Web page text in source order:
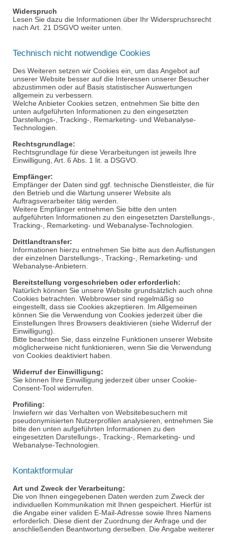
Widerspruch
Lesen Sie dazu die Informationen über Ihr Widerspruchsrecht
nach Art. 21 DSGVO weiter unten.
Technisch nicht notwendige Cookies
Des Weiteren setzen wir Cookies ein, um das Angebot auf
unserer Website besser auf die Interessen unserer Besucher
abzustimmen oder auf Basis statistischer Auswertungen
allgemein zu verbessern.
Welche Anbieter Cookies setzen, entnehmen Sie bitte den
unten aufgeführten Informationen zu den eingesetzten
Darstellungs-, Tracking-, Remarketing- und Webanalyse-
Technologien.
Rechtsgrundlage:
Rechtsgrundlage für diese Verarbeitungen ist jeweils Ihre
Einwilligung, Art. 6 Abs. 1 lit. a DSGVO.
Empfänger:
Empfänger der Daten sind ggf. technische Dienstleister, die für
den Betrieb und die Wartung unserer Website als
Auftragsverarbeiter tätig werden.
Weitere Empfänger entnehmen Sie bitte den unten
aufgeführten Informationen zu den eingesetzten Darstellungs-,
Tracking-, Remarketing- und Webanalyse-Technologien.
Drittlandtransfer:
Informationen hierzu entnehmen Sie bitte aus den Auflistungen
der einzelnen Darstellungs-, Tracking-, Remarketing- und
Webanalyse-Anbietern.
Bereitstellung vorgeschrieben oder erforderlich:
Natürlich können Sie unsere Website grundsätzlich auch ohne
Cookies betrachten. Webbrowser sind regelmäßig so
eingestellt, dass sie Cookies akzeptieren. Im Allgemeinen
können Sie die Verwendung von Cookies jederzeit über die
Einstellungen Ihres Browsers deaktivieren (siehe Widerruf der
Einwilligung).
Bitte beachten Sie, dass einzelne Funktionen unserer Website
möglicherweise nicht funktionieren, wenn Sie die Verwendung
von Cookies deaktiviert haben.
Widerruf der Einwilligung:
Sie können Ihre Einwilligung jederzeit über unser Cookie-
Consent-Tool widerrufen.
Profiling:
Inwiefern wir das Verhalten von Websitebesuchern mit
pseudonymisierten Nutzerprofilen analysieren, entnehmen Sie
bitte den unten aufgeführten Informationen zu den
eingesetzten Darstellungs-, Tracking-, Remarketing- und
Webanalyse-Technologien.
Kontaktformular
Art und Zweck der Verarbeitung:
Die von Ihnen eingegebenen Daten werden zum Zweck der
individuellen Kommunikation mit Ihnen gespeichert. Hierfür ist
die Angabe einer validen E-Mail-Adresse sowie Ihres Namens
erforderlich. Diese dient der Zuordnung der Anfrage und der
anschließenden Beantwortung derselben. Die Angabe weiterer